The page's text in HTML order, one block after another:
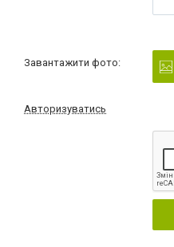
Завантажити фото:
Авторизуватись